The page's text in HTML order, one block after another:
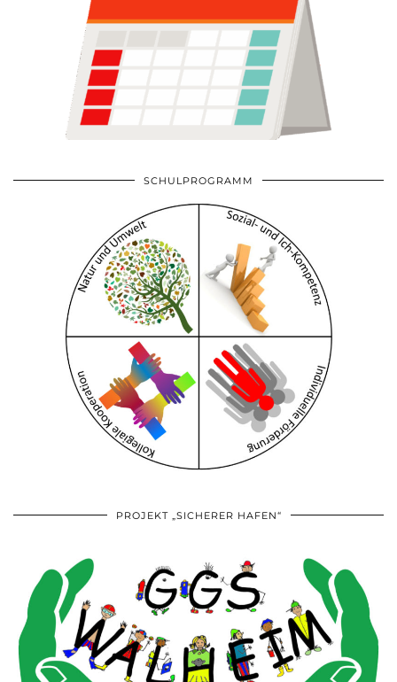
SCHULPROGRAMM
PROJEKT „SICHERER HAFEN“